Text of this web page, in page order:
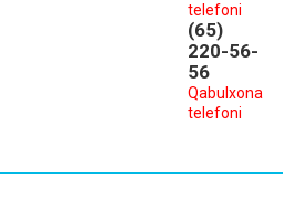
telefoni
(65)
220-56-
56
Qabulxona
telefoni